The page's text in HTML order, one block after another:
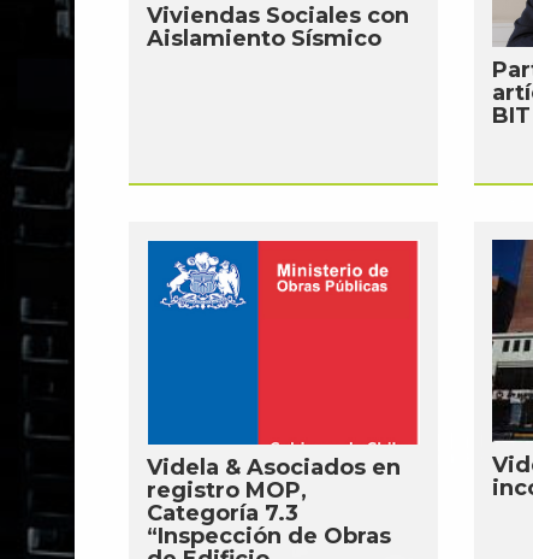
Viviendas Sociales con
Aislamiento Sísmico
BIT
Videla & Asociados en
registro MOP,
Categoría 7.3
“Inspección de Obras